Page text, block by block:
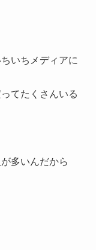
いちメディアに
てたくさんいる
多いんだから